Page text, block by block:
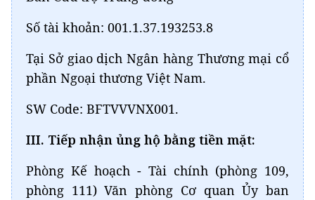
Số tài khoản: 001.1.37.193253.8
Tại Sở giao dịch Ngân hàng Thương mại cổ
phần Ngoại thương Việt Nam.
SW Code: BFTVVVNX001.
III. Tiếp nhận ủng hộ bằng tiền mặt:
Phòng Kế hoạch - Tài chính (phòng 109,
phòng 111) Văn phòng Cơ quan Ủy ban